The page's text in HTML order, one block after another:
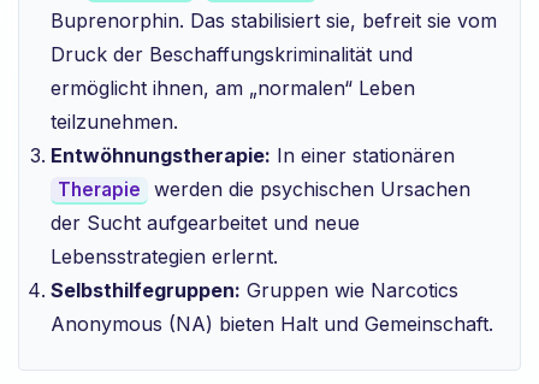
Buprenorphin. Das stabilisiert sie, befreit sie vom
Druck der Beschaffungskriminalität und
ermöglicht ihnen, am „normalen“ Leben
teilzunehmen.
Entwöhnungstherapie: In einer stationären
Therapie
werden die psychischen Ursachen
der Sucht aufgearbeitet und neue
Lebensstrategien erlernt.
Selbsthilfegruppen: Gruppen wie Narcotics
Anonymous (NA) bieten Halt und Gemeinschaft.